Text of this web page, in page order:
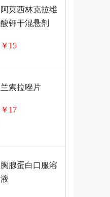
阿莫西林克拉维
酸钾干混悬剂
￥15
兰索拉唑片
￥17
胸腺蛋白口服溶
液